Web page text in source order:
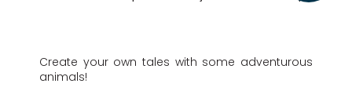
Create your own tales with some adventurous
animals!